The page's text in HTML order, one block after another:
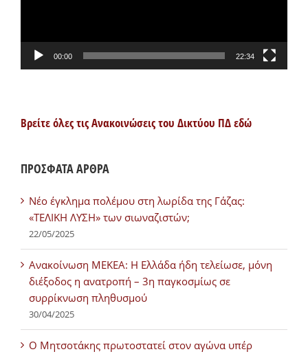
00:00 22:34
Βρείτε όλες τις Ανακοινώσεις του Δικτύου ΠΔ εδώ
ΠΡΟΣΦΑΤΑ ΑΡΘΡΑ
Νέο έγκλημα πολέμου στη λωρίδα της Γάζας:
«ΤΕΛΙΚΗ ΛΥΣΗ» των σιωναζιστών;
22/05/2025
Ανακοίνωση ΜΕΚΕΑ: Η Ελλάδα ήδη τελείωσε, μόνη
διέξοδος η ανατροπή – 3η παγκοσμίως σε
συρρίκνωση πληθυσμού
30/04/2025
Ο Μητσοτάκης πρωτοστατεί στον αγώνα υπέρ